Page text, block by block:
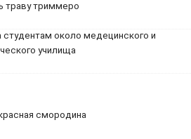
траву триммеро
студентам около медецинского и
училища
смородина